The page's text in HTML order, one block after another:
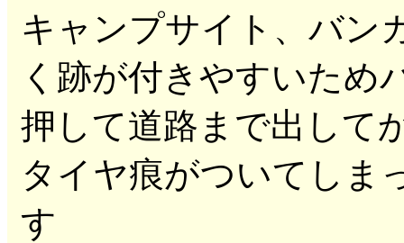
キャンプサイト、バン
く跡が付きやすいため
押して道路まで出して
タイヤ痕がついてしま
す